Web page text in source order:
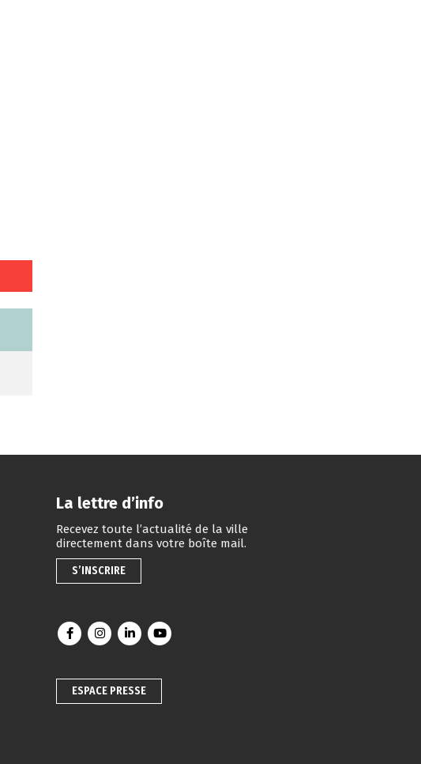
La lettre d’info
Recevez toute l’actualité de la ville
directement dans votre boîte mail.
S’INSCRIRE
Lien vers le compte Facebook
Lien vers le compte Instagram
Lien vers le compte Linkedin
Lien vers la chaîne Youtube
ESPACE PRESSE